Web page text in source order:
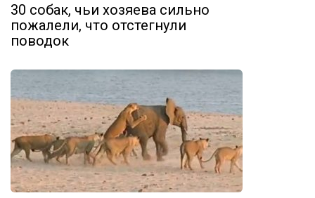
30 собак, чьи хозяева сильно
пожалели, что отстегнули
поводок